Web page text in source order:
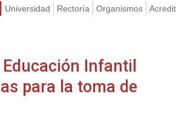
Universidad Rectoría Organismos
Infantil
para la toma de